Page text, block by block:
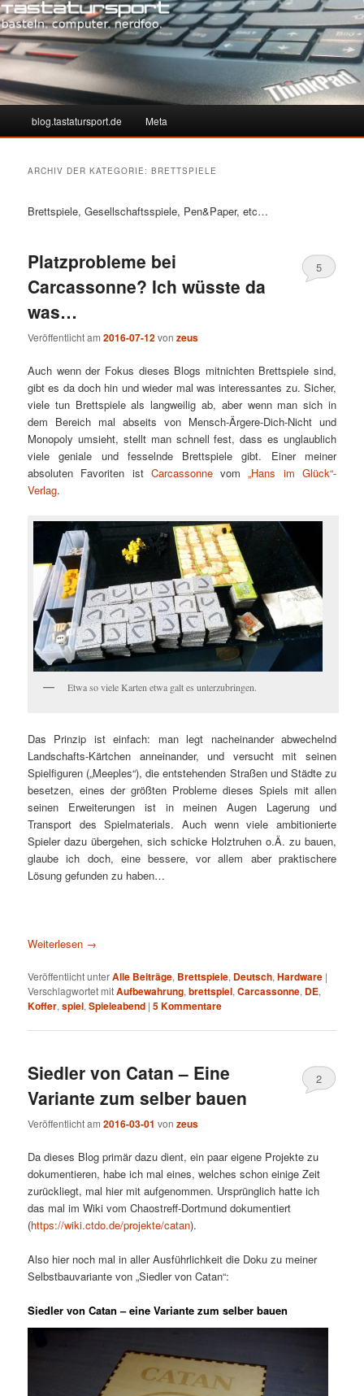
Zum
Zum
blog.tastatursport.de Meta
ARCHIV DER KATEGORIE:BRETTSPIELE
Brettspiele, Gesellschaftsspiele, Pen&Paper, etc…
Platzprobleme bei
Carcassonne? Ich wüsste da
was…
Veröffentlicht am2016-07-12vonzeus
5
Auch wenn der Fokus dieses Blogs mitnichten Brettspiele sind,
gibt es da doch hin und wieder mal was interessantes zu. Sicher,
viele tun Brettspiele als langweilig ab, aber wenn man sich in
dem Bereich mal abseits von Mensch-Ärgere-Dich-Nicht und
Monopoly umsieht, stellt man schnell fest, dass es unglaublich
viele geniale und fesselnde Brettspiele gibt. Einer meiner
absoluten Favoriten ist Carcassonnevom„Hans im Glück“-
Verlag.
Etwa so viele Karten etwa galt es unterzubringen.
Das Prinzip ist einfach: man legt nacheinander abwechelnd
Landschafts-Kärtchen anneinander, und versucht mit seinen
Spielfiguren („Meeples“), die entstehenden Straßen und Städte zu
besetzen, eines der größten Probleme dieses Spiels mit allen
seinen Erweiterungen ist in meinen Augen Lagerung und
Transport des Spielmaterials. Auch wenn viele ambitionierte
Spieler dazu übergehen, sich schicke Holztruhen o.Ä. zu bauen,
glaube ich doch, eine bessere, vor allem aber praktischere
Lösung gefunden zu haben…
Weiterlesen →
Veröffentlicht unterAlle Beiträge, Brettspiele, Deutsch,Hardware |
Verschlagwortet mitAufbewahrung,brettspiel,Carcassonne, DE,
Koffer,spiel,Spieleabend |5Kommentare
Siedler von Catan – Eine
Variante zum selber bauen
Veröffentlicht am2016-03-01 vonzeus
2
Da dieses Blog primär dazu dient, ein paar eigene Projekte zu
dokumentieren, habe ich mal eines, welches schon einige Zeit
zurückliegt, mal hier mit aufgenommen. Ursprünglich hatte ich
das mal im Wiki vom Chaostreff-Dortmund dokumentiert
(https://wiki.ctdo.de/projekte/catan).
Also hier noch mal in aller Ausführlichkeit die Doku zu meiner
Selbstbauvariante von „Siedler von Catan“:
Siedler von Catan – eine Variante zum selber bauen